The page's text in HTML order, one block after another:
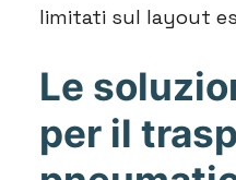
limitati sul layout
Le
per il